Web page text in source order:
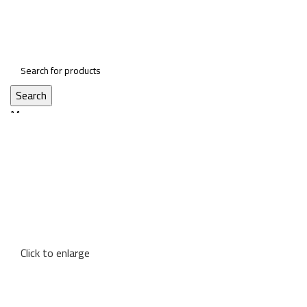
Search
Menu
Click to enlarge